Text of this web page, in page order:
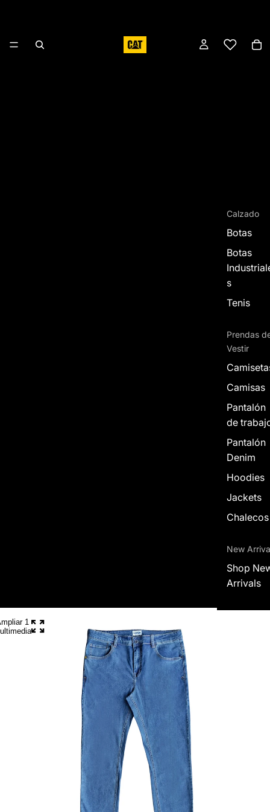
Calzado
Botas
Botas
s
Tenis
Prendas
Vestir
Camisas
Pantalón
de
Pantalón
Denim
Hoodies
Jackets
Chalecos
New
Shop
Arrivals
1